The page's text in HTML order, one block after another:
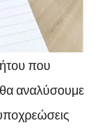
που
αναλύσουμε